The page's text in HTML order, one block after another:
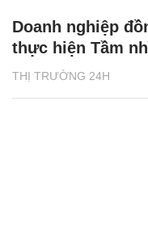
THỊ TRƯỜNG 24H
Doanh nghiệp
thực hiện Tầm